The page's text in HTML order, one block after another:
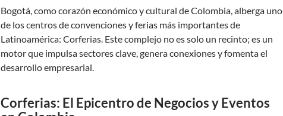
Bogotá, como corazón económico y cultural de Colombia, alberga uno
de los centros de convenciones y ferias más importantes de
Latinoamérica: Corferias. Este complejo no es solo un recinto; es un
motor que impulsa sectores clave, genera conexiones y fomenta el
desarrollo empresarial.
Corferias: El Epicentro de Negocios y Eventos